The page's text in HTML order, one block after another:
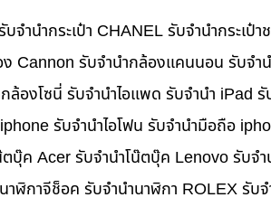
ำนำกระเป๋า CHANEL รับจำนำกระเป๋า
Cannon รับจำนำกล้องแคนนอน รับจำ
องโซนี่ รับจำนำไอแพด รับจำนำ iPad
รับจำนำไอโฟน รับจำนำมือถือ
ค Acer รับจำนำโน๊ตบุ๊ค Lenovo รับจ
ฬิกาจีช็อค รับจำนำนาฬิกา ROLEX รับจ